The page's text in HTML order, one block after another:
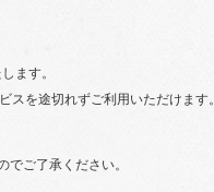
ます。
を途切れずご利用いただけます。
ご了承ください。